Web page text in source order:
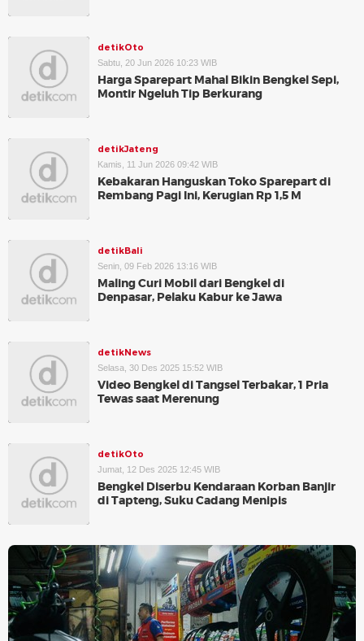
detikOto
Sabtu, 20 Jun 2026 10:23 WIB
Harga Sparepart Mahal Bikin Bengkel Sepi,
Montir Ngeluh Tip Berkurang
detikJateng
Kamis, 11 Jun 2026 09:42 WIB
Kebakaran Hanguskan Toko Sparepart di
Rembang Pagi Ini, Kerugian Rp 1,5 M
detikBali
Senin, 09 Feb 2026 13:16 WIB
Maling Curi Mobil dari Bengkel di
Denpasar, Pelaku Kabur ke Jawa
detikNews
Selasa, 30 Des 2025 15:52 WIB
Video Bengkel di Tangsel Terbakar, 1 Pria
Tewas saat Merenung
detikOto
Jumat, 12 Des 2025 12:45 WIB
Bengkel Diserbu Kendaraan Korban Banjir
di Tapteng, Suku Cadang Menipis